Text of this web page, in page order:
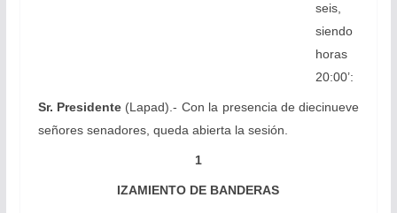
seis,
siendo
horas
20:00’:
Sr. Presidente (Lapad).- Con la presencia de diecinueve
señores senadores, queda abierta la sesión.
1
IZAMIENTO DE BANDERAS